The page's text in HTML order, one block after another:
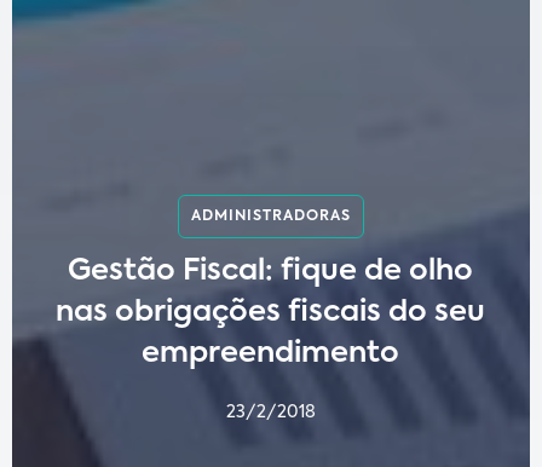
ADMINISTRADORAS
Gestão Fiscal: fique de olho
nas obrigações fiscais do seu
empreendimento
23/2/2018